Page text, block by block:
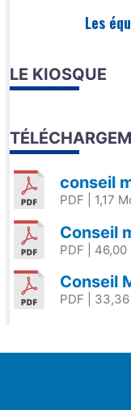
Les
LE KIOSQUE
conseil
PDF | 1,17
Conseil
PDF | 46,00
Conseil
PDF |